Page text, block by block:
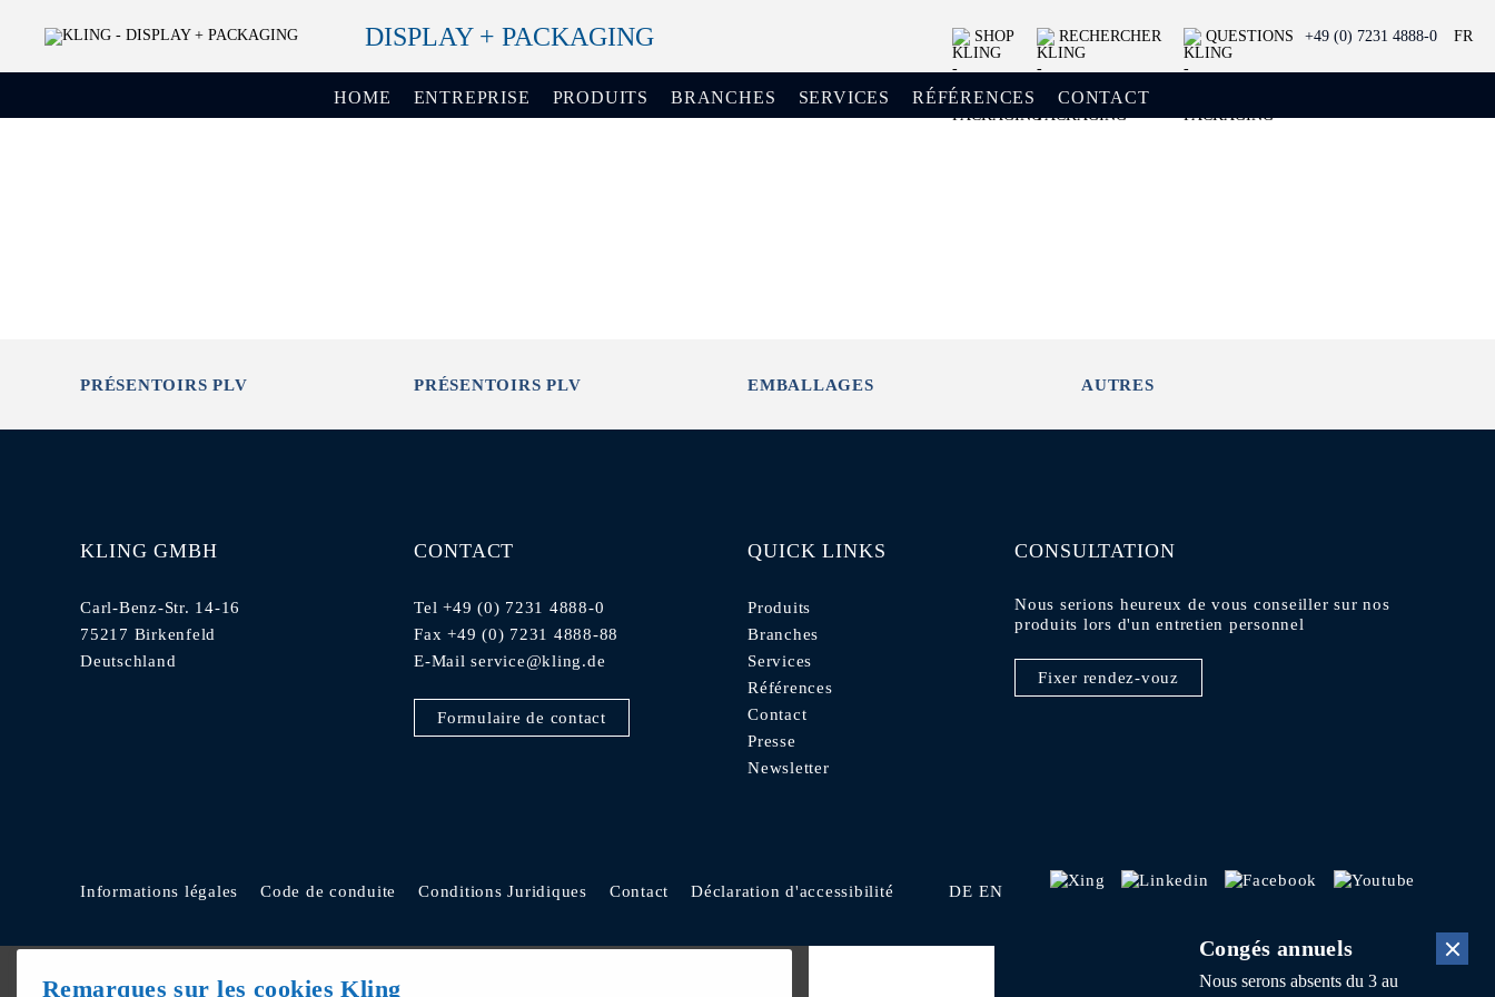
DISPLAY + PACKAGING SHOP RECHERCHER QUESTIONS +49 (0) 7231 4888-0 FR
HOME ENTREPRISE PRODUITS BRANCHES SERVICES RÉFÉRENCES CONTACT
Congés annuels
Nous serons absents du 3 au
PRÉSENTOIRS PLV PRÉSENTOIRS PLV EMBALLAGES AUTRES
KLING GMBH
Carl-Benz-Str. 14-16
75217 Birkenfeld
Deutschland
CONTACT
Tel +49 (0) 7231 4888-0
Fax +49 (0) 7231 4888-88
E-Mailservice@kling.de
Formulaire de contact
QUICK LINKS
Produits
Branches
Services
Références
Contact
Presse
Newsletter
CONSULTATION
Nous serions heureux de vous conseiller sur nos
produits lors d'un entretien personnel
Fixer rendez-vouz
Informations légales Code de conduite Conditions Juridiques Contact Déclaration d'accessibilité DE EN
Remarques sur les cookies Kling